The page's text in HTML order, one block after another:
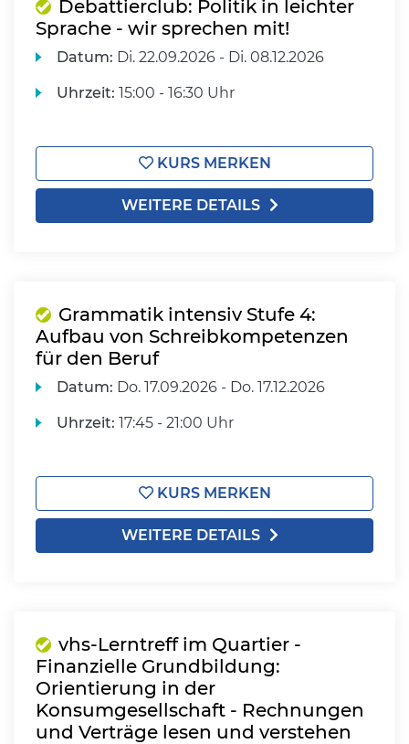
Debattierclub: Politik in leichter
Sprache - wir sprechen mit!
Datum: Di. 22.09.2026 - Di. 08.12.2026
Uhrzeit: 15:00 - 16:30 Uhr
KURS MERKEN
WEITERE DETAILS
Grammatik intensiv Stufe 4:
Aufbau von Schreibkompetenzen
für den Beruf
Datum: Do. 17.09.2026 - Do. 17.12.2026
Uhrzeit: 17:45 - 21:00 Uhr
KURS MERKEN
WEITERE DETAILS
vhs-Lerntreff im Quartier -
Finanzielle Grundbildung:
Orientierung in der
Konsumgesellschaft - Rechnungen
und Verträge lesen und verstehen